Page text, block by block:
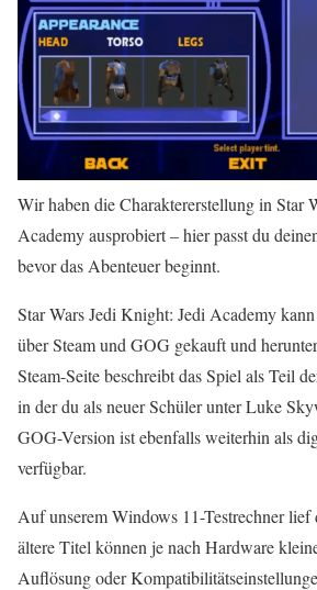
Wir haben die Charaktererstellung in Star
Academy ausprobiert – hier passt du
bevor das Abenteuer beginnt.
Star Wars Jedi Knight: Jedi Academy
über Steam und GOG gekauft und
Steam-Seite beschreibt das Spiel als Teil
in der du als neuer Schüler unter Luke
GOG-Version ist ebenfalls weiterhin als
verfügbar.
Auf unserem Windows 11-Testrechner lief
ältere Titel können je nach Hardware
Auflösung oder